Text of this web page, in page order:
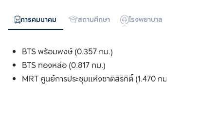
การคมนาคม สถานศึกษา โรงพยาบาล
BTS พร้อมพงษ์ (0.357 กม.)
BTS ทองหล่อ (0.817 กม.)
MRT ศูนย์การประชุมแห่งชาติสิริกิติ์ (1.470 กม.)